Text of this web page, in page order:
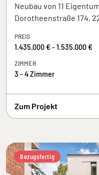
Neubau von 11
Dorotheenstraße 174,
PREIS
1.435.000 € - 1.535.000 €
ZIMMER
3 - 4 Zimmer
Zum Projekt
Bezugsfertig